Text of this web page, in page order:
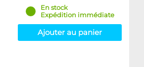
En stock
Expédition immédiate
Ajouter au panier